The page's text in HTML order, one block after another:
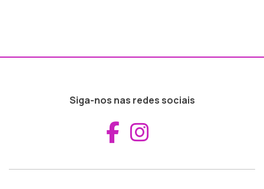
Siga-nos nas redes sociais
Aceder ao